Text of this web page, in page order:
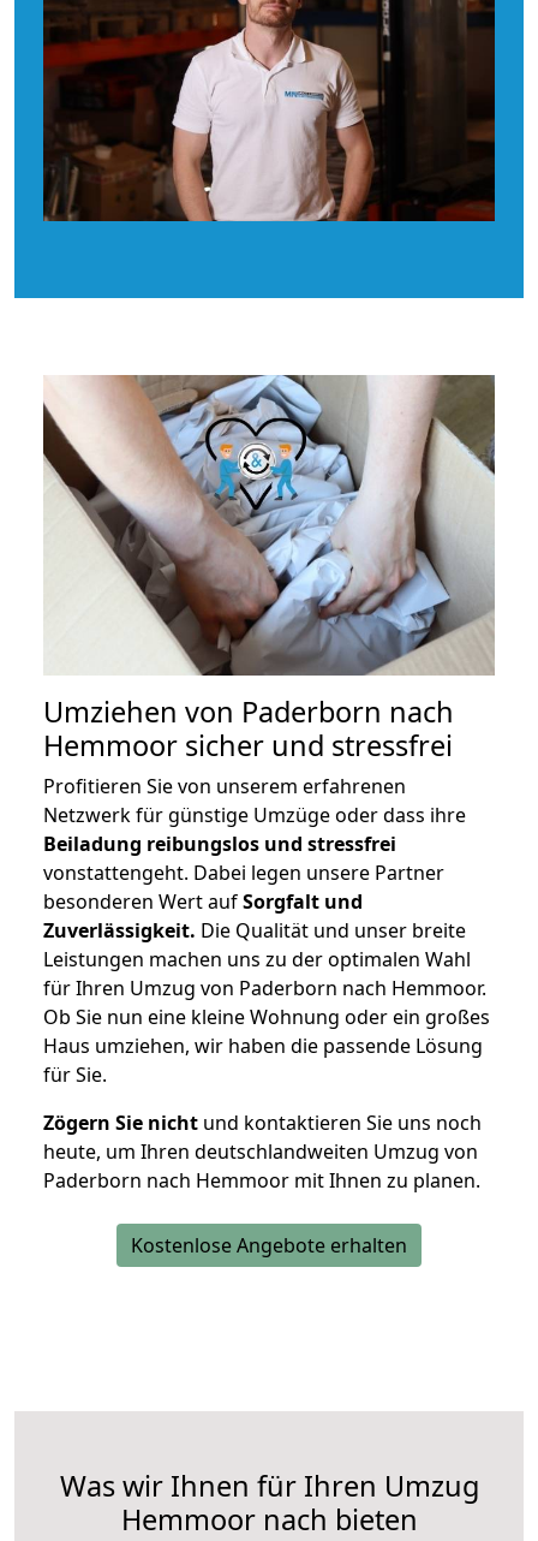
Umziehen von Paderborn nach
Hemmoor sicher und stressfrei
Profitieren Sie von unserem erfahrenen
Netzwerk für günstige Umzüge oder dass ihre
Beiladung reibungslos und stressfrei
vonstattengeht. Dabei legen unsere Partner
besonderen Wert aufSorgfalt und
Zuverlässigkeit. Die Qualität und unser breite
Leistungen machen uns zu der optimalen Wahl
für Ihren Umzug von Paderborn nach Hemmoor.
Ob Sie nun eine kleine Wohnung oder ein großes
Haus umziehen, wir haben die passende Lösung
für Sie.
Zögern Sie nicht und kontaktieren Sie uns noch
heute, um Ihren deutschlandweiten Umzug von
Paderborn nach Hemmoor mit Ihnen zu planen.
Kostenlose Angebote erhalten
Was wir Ihnen für Ihren Umzug
Hemmoor nach bieten